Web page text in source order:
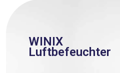
WINIX
Luftbefeuchter